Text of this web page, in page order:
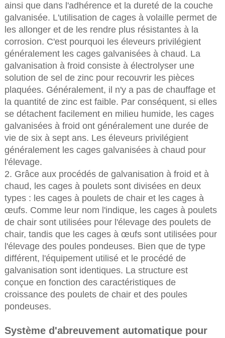
ainsi que dans l'adhérence et la dureté de la couche
galvanisée. L'utilisation de cages à volaille permet de
les allonger et de les rendre plus résistantes à la
corrosion. C'est pourquoi les éleveurs privilégient
généralement les cages galvanisées à chaud. La
galvanisation à froid consiste à électrolyser une
solution de sel de zinc pour recouvrir les pièces
plaquées. Généralement, il n'y a pas de chauffage et
la quantité de zinc est faible. Par conséquent, si elles
se détachent facilement en milieu humide, les cages
galvanisées à froid ont généralement une durée de
vie de six à sept ans. Les éleveurs privilégient
généralement les cages galvanisées à chaud pour
l'élevage.
2. Grâce aux procédés de galvanisation à froid et à
chaud, les cages à poulets sont divisées en deux
types : les cages à poulets de chair et les cages à
œufs. Comme leur nom l'indique, les cages à poulets
de chair sont utilisées pour l'élevage des poulets de
chair, tandis que les cages à œufs sont utilisées pour
l'élevage des poules pondeuses. Bien que de type
différent, l'équipement utilisé et le procédé de
galvanisation sont identiques. La structure est
conçue en fonction des caractéristiques de
croissance des poulets de chair et des poules
pondeuses.
Système d'abreuvement automatique pour